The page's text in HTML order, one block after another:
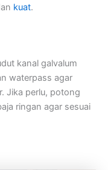
kuat.
kanal galvalum
waterpass agar
Jika perlu, potong
ringan agar sesuai